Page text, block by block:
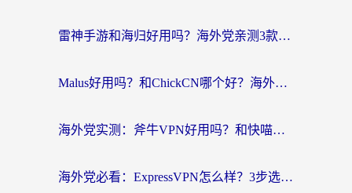
雷神手游和海归好用吗？海外党亲测3款热门回国加速器+番茄加速器深度体验
Malus好用吗？和ChickCN哪个好？海外党亲测：选对回国加速器，追剧游戏不卡顿
海外党实测：斧牛VPN好用吗？和快喵VPN对比哪个回国效果更好？附3款热门加速器深度分析
海外党必看：ExpressVPN怎么样？3步选对回国加速器，无缝刷国内剧玩手游